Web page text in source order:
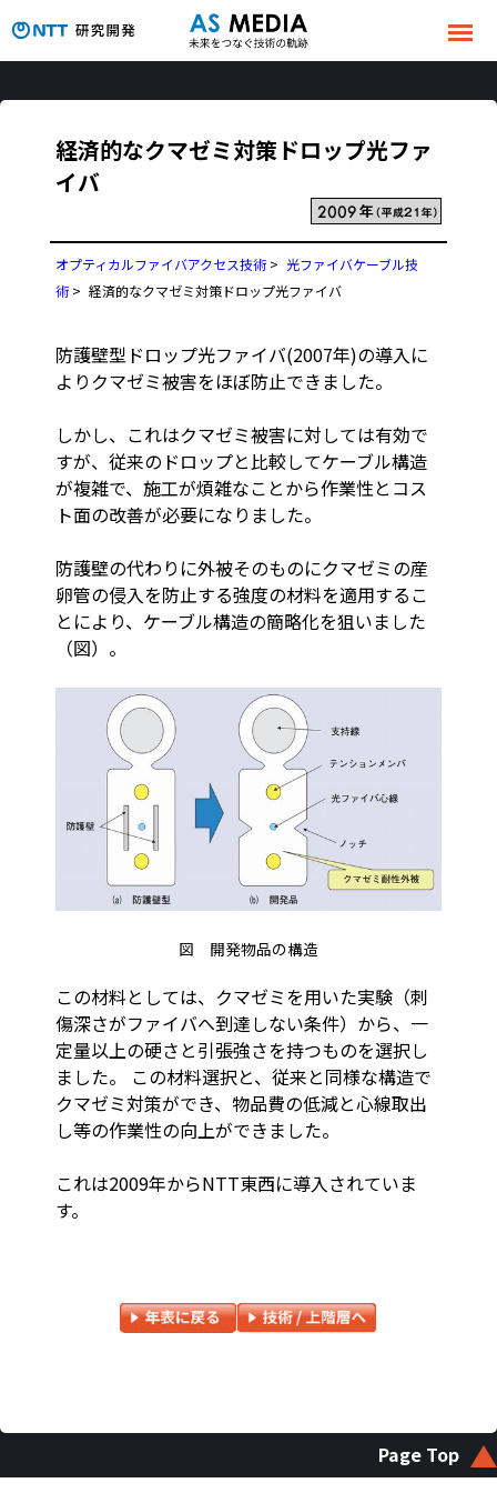
経済的なクマゼミ対策ドロップ光ファ
イバ
オプティカルファイバアクセス技術 > 光ファイバケーブル技
術 > 経済的なクマゼミ対策ドロップ光ファイバ
防護壁型ドロップ光ファイバ(2007年)の導入に
よりクマゼミ被害をほぼ防止できました。
しかし、これはクマゼミ被害に対しては有効で
すが、従来のドロップと比較してケーブル構造
が複雑で、施工が煩雑なことから作業性とコス
ト面の改善が必要になりました。
防護壁の代わりに外被そのものにクマゼミの産
卵管の侵入を防止する強度の材料を適用するこ
とにより、ケーブル構造の簡略化を狙いました
（図）。
図 開発物品の構造
この材料としては、クマゼミを用いた実験（刺
傷深さがファイバへ到達しない条件）から、一
定量以上の硬さと引張強さを持つものを選択し
ました。 この材料選択と、従来と同様な構造で
クマゼミ対策ができ、物品費の低減と心線取出
し等の作業性の向上ができました。
これは2009年からNTT東西に導入されていま
す。
Page Top